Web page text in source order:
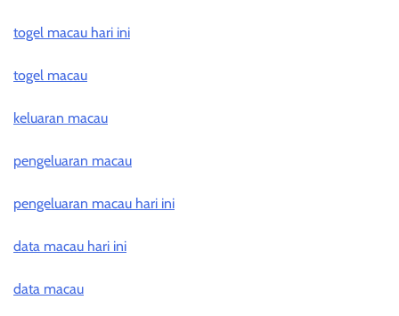
togel macau hari ini
togel macau
keluaran macau
pengeluaran macau
pengeluaran macau hari ini
data macau hari ini
data macau